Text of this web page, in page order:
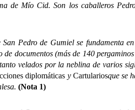
de Mío Cid. Son los caballeros
de Gumiel se fundamenta en
de documentos (más de 140
velados por la neblina de varios
diplomáticas y Cartulariosque se
(Nota 1)